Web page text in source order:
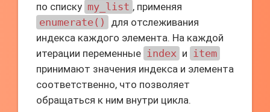
по списку my_list , применяя
enumerate()
для отслеживания
индекса каждого элемента. На каждой
итерации переменные index и item
принимают значения индекса и элемента
соответственно, что позволяет
обращаться к ним внутри цикла.